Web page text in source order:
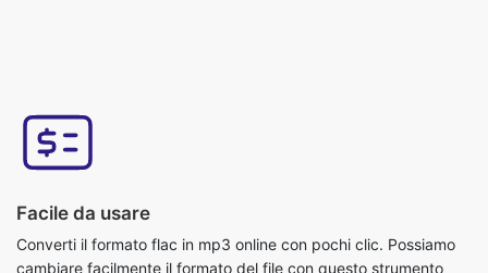
Facile da usare
Converti il formato flac in mp3 online con pochi clic. Possiamo
facile da usare. Il nostro convertitore audio è completamente
gratuito e online, il che significa che puoi usarlo tutte le volte
che vuoi senza spendere un solo centesimo e non richiede